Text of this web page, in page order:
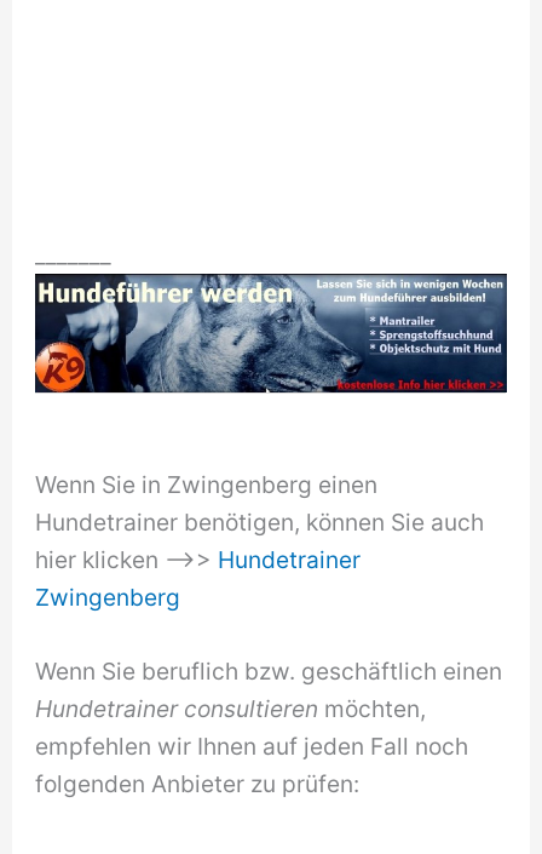
Wenn Sie in Zwingenberg einen
Hundetrainer benötigen, können Sie auch
hier klicken –>> Hundetrainer
Zwingenberg
Wenn Sie beruflich bzw. geschäftlich einen
Hundetrainer consultieren möchten,
empfehlen wir Ihnen auf jeden Fall noch
folgenden Anbieter zu prüfen: